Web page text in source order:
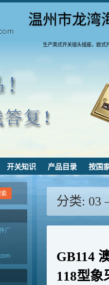
温州市龙湾
生产英式开关插头插座，欧式
开关知识 产品目录 按国
分类: 03
GB114
118型象
厂